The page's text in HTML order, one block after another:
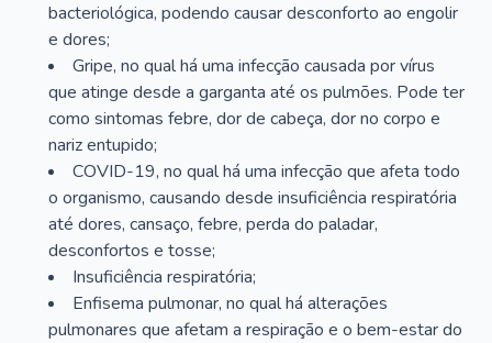
bacteriológica, podendo causar desconforto ao engolir
e dores;
Gripe, no qual há uma infecção causada por vírus
que atinge desde a garganta até os pulmões. Pode ter
como sintomas febre, dor de cabeça, dor no corpo e
nariz entupido;
COVID-19, no qual há uma infecção que afeta todo
o organismo, causando desde insuficiência respiratória
até dores, cansaço, febre, perda do paladar,
desconfortos e tosse;
Insuficiência respiratória;
Enfisema pulmonar, no qual há alterações
pulmonares que afetam a respiração e o bem-estar do